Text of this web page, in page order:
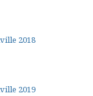
2018
2019